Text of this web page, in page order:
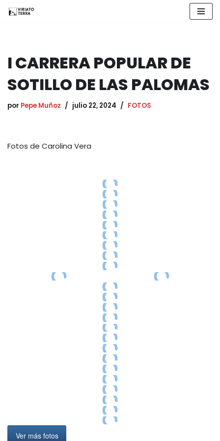
I CARRERA POPULAR DE
SOTILLO DE LAS PALOMAS
por Pepe Muñoz julio 22, 2024 FOTOS
Fotos de Carolina Vera
Ver más fotos